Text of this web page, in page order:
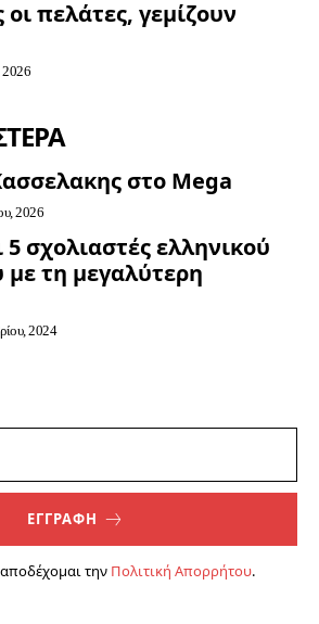
πελάτες, γεμίζουν
2026
στο Mega
2026
5 σχολιαστές ελληνικού
τη μεγαλύτερη
2024
ΕΓΓΡΑΦΗ
την Πολιτική Απορρήτου.